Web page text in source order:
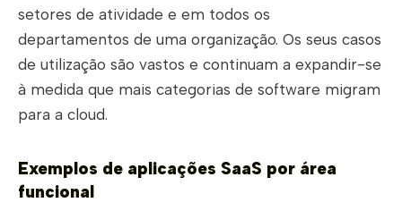
setores de atividade e em todos os
departamentos de uma organização. Os seus casos
de utilização são vastos e continuam a expandir-se
à medida que mais categorias de software migram
para a cloud.
Exemplos de aplicações SaaS por área
funcional